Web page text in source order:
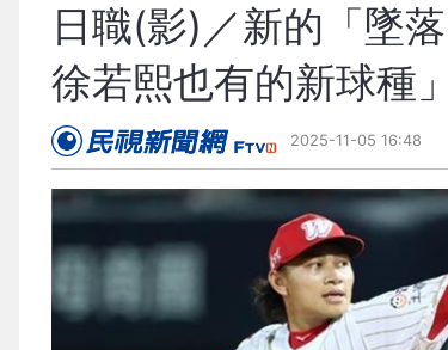
日職(影)／新的「墜
徐若熙也有的新球種」
2025-11-05 16:48